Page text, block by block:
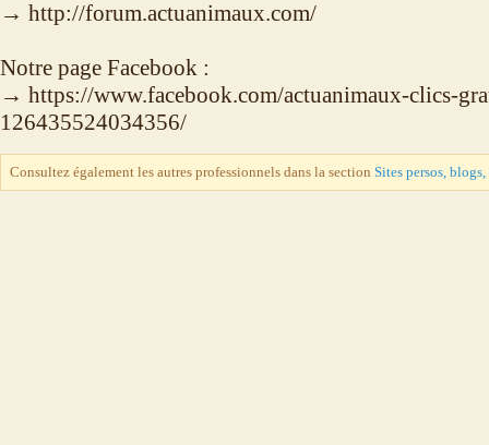
→ http://forum.actuanimaux.com/
Notre page Facebook :
→ https://www.facebook.com/actuanimaux-clics-
126435524034356/
Consultez également les autres professionnels dans la section Sites persos,